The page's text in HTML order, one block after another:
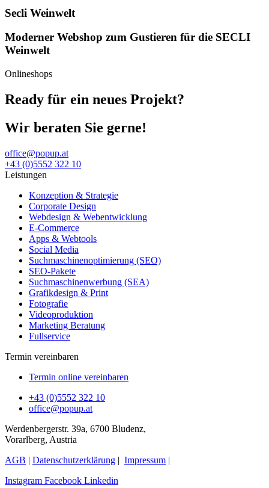
Secli Weinwelt
Moderner Webshop zum Gustieren für die SECLI
Weinwelt
Onlineshops
Ready für ein neues Projekt?
Wir beraten Sie gerne!
office@popup.at
+43 (0)5552 322 10
Leistungen
Konzeption & Strategie
Corporate Design
Webdesign & Webentwicklung
E-Commerce
Apps & Webtools
Social Media
Suchmaschinenoptimierung (SEO)
SEO-Pakete
Suchmaschinenwerbung (SEA)
Grafikdesign & Print
Fotografie
Videoproduktion
Marketing Beratung
Fullservice
Termin vereinbaren
Termin online vereinbaren
+43 (0)5552 322 10
office@popup.at
Werdenbergerstr. 39a, 6700 Bludenz,
Vorarlberg, Austria
AGB | Datenschutzerklärung | Impressum |
Instagram Facebook Linkedin